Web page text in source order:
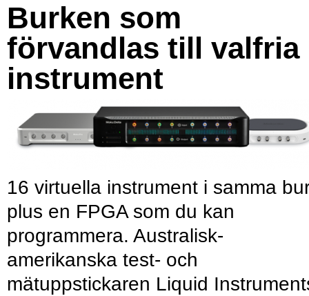
Burken som
förvandlas till valfria
instrument
16 virtuella instrument i samma
plus en FPGA som du kan
programmera. Australisk-
amerikanska test- och
mätuppstickaren Liquid